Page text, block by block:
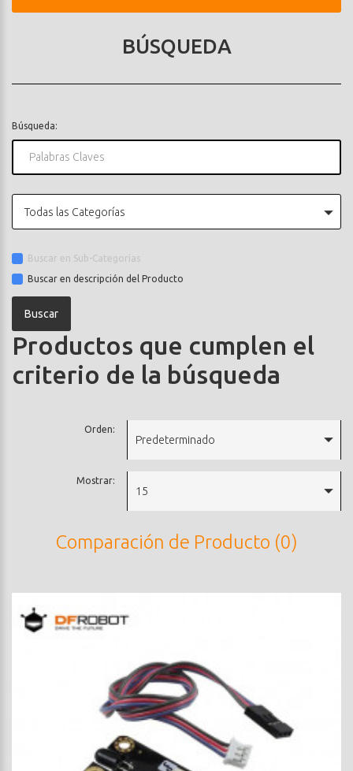
BÚSQUEDA
Búsqueda:
Todas las Categorías
Buscar en Sub-Categorías
Buscar en descripción del Producto
Productos que cumplen el
criterio de la búsqueda
Orden:
Predeterminado
Mostrar:
15
Comparación de Producto (0)